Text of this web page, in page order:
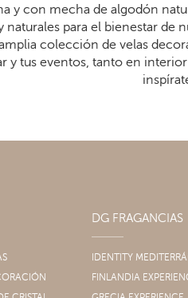
y con mecha de algodón
naturales para el bienestar de
colección de velas
y tus eventos, tanto en
DG FRAGANCIAS
IDENTITY
FINLANDIA